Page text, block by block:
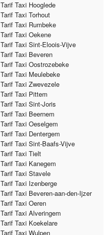
Tarif Taxi Hooglede
Tarif Taxi Torhout
Tarif Taxi Rumbeke
Tarif Taxi Oekene
Tarif Taxi Sint-Eloois-Vijve
Tarif Taxi Beveren
Tarif Taxi Oostrozebeke
Tarif Taxi Meulebeke
Tarif Taxi Zwevezele
Tarif Taxi Pittem
Tarif Taxi Sint-Joris
Tarif Taxi Beernem
Tarif Taxi Oeselgem
Tarif Taxi Dentergem
Tarif Taxi Sint-Baafs-Vijve
Tarif Taxi Tielt
Tarif Taxi Kanegem
Tarif Taxi Stavele
Tarif Taxi Izenberge
Tarif Taxi Beveren-aan-den-Ijzer
Tarif Taxi Oeren
Tarif Taxi Alveringem
Tarif Taxi Koekelare
Tarif Taxi Wulpen